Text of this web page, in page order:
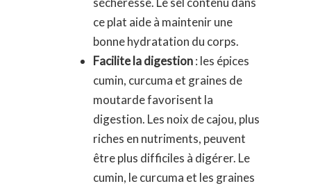
ce plat aide à maintenir une
bonne hydratation du corps.
Facilite la digestion: les épices
cumin, curcuma et graines de
moutarde favorisent la
digestion. Les noix de cajou, plus
riches en nutriments, peuvent
être plus difficiles à digérer. Le
cumin, le curcuma et les graines